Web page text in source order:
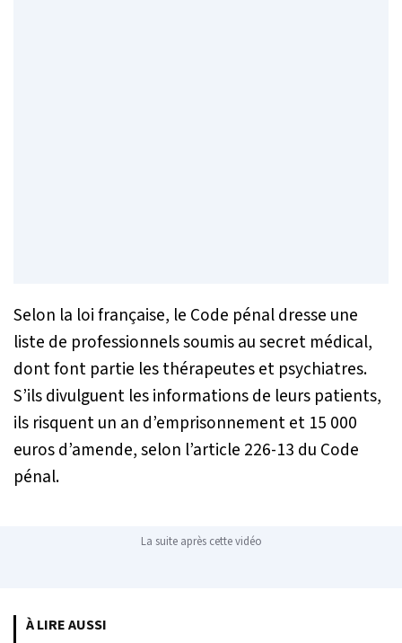
Selon la loi française, le Code pénal dresse une
liste de professionnels soumis au secret médical,
dont font partie les thérapeutes et psychiatres.
S’ils divulguent les informations de leurs patients,
ils risquent un an d’emprisonnement et 15 000
euros d’amende, selon l’article 226-13 du Code
pénal.
La suite après cette vidéo
À LIRE AUSSI